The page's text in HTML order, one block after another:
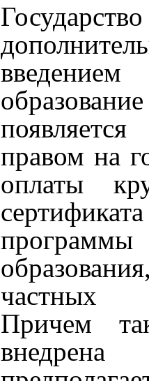
введением
правом на
оплаты
частных
Причем